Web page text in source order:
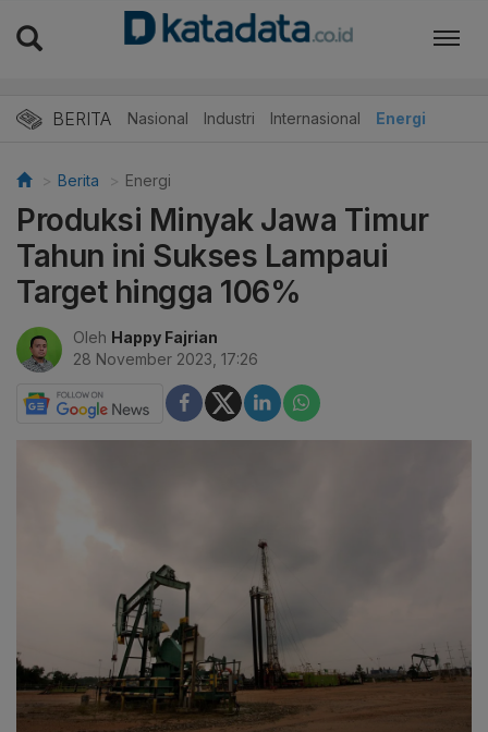
BERITA Nasional Industri Internasional Energi
Berita Energi
Produksi Minyak Jawa Timur
Tahun ini Sukses Lampaui
Target hingga 106%
Oleh Happy Fajrian
28 November 2023, 17:26